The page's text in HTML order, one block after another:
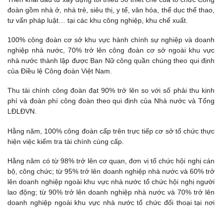
đoàn gồm nhà ở, nhà trẻ, siêu thị, y tế, văn hóa, thể dục thể thao,
tư vấn pháp luật… tại các khu công nghiệp, khu chế xuất.
100% công đoàn cơ sở khu vực hành chính sự nghiệp và doanh
nghiệp nhà nước, 70% trở lên công đoàn cơ sở ngoài khu vực
nhà nước thành lập được Ban Nữ công quần chúng theo qui định
của Điều lệ Công đoàn Việt Nam.
Thu tài chính công đoàn đạt 90% trở lên so với số phải thu kinh
phí và đoàn phí công đoàn theo qui định của Nhà nước và Tổng
LĐLĐVN.
Hằng năm, 100% công đoàn cấp trên trực tiếp cơ sở tổ chức thực
hiện việc kiểm tra tài chính cùng cấp.
Hằng năm có từ 98% trở lên cơ quan, đơn vị tổ chức hội nghị cán
bộ, công chức; từ 95% trở lên doanh nghiệp nhà nước và 60% trở
lên doanh nghiệp ngoài khu vực nhà nước tổ chức hội nghị người
lao động; từ 90% trở lên doanh nghiệp nhà nước và 70% trở lên
doanh nghiệp ngoài khu vực nhà nước tổ chức đối thoại tại nơi